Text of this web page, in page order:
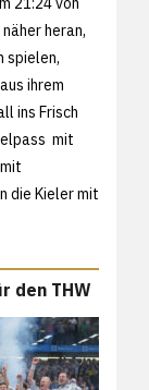
heran,
spielen,
ihrem
ins Frisch
mit
die Kieler mit
den THW